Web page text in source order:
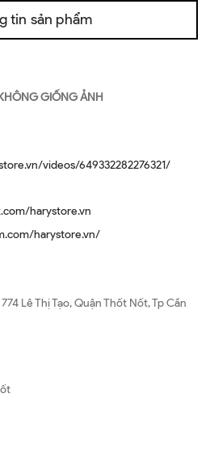
tin sản phẩm
GIỐNG ẢNH
videos/649332282276321/
harystore.vn
harystore.vn/
Lê Thị Tạo, Quận Thốt Nốt, Tp Cần